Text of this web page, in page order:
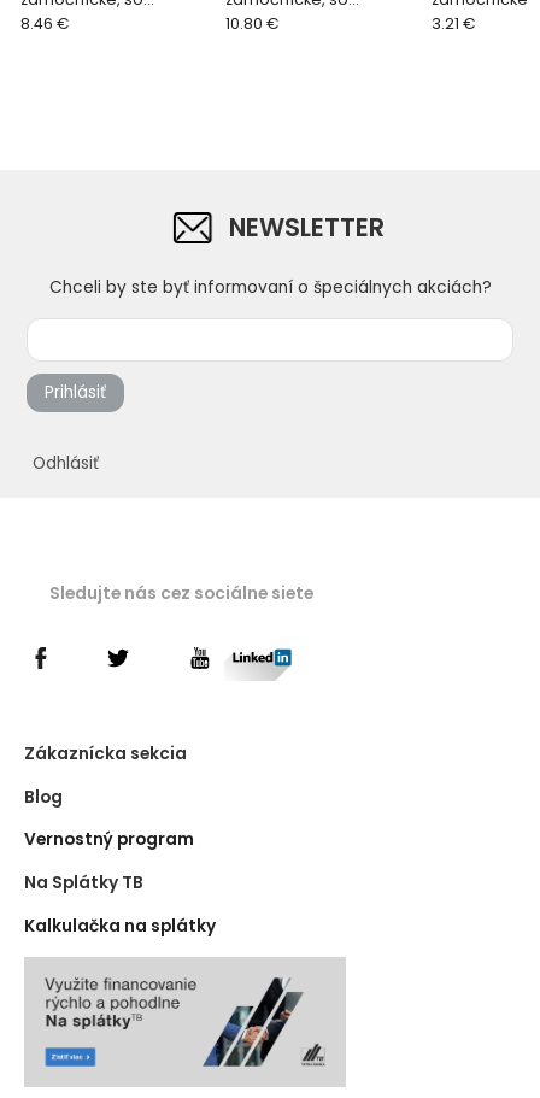
sklolaminátovou
8.46 €
sklolaminátovou
10.80 €
drevenou
3.21 €
NEWSLETTER
Chceli by ste byť informovaní o špeciálnych akciách?
Prihlásiť
Odhlásiť
Sledujte nás cez sociálne siete
Zákaznícka sekcia
Blog
Vernostný program
Na Splátky TB
Kalkulačka na splátky